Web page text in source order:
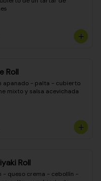
Roll
apanado - palta - cubierto
mixto y salsa acevichada
Roll
- queso crema - cebollín -